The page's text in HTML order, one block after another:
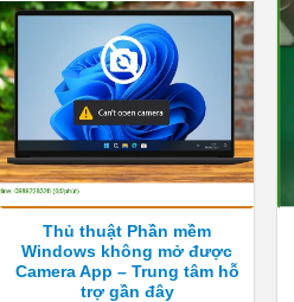
Thủ thuật Phần mềm
Windows không mở được
Camera App – Trung tâm hỗ
trợ gần đây